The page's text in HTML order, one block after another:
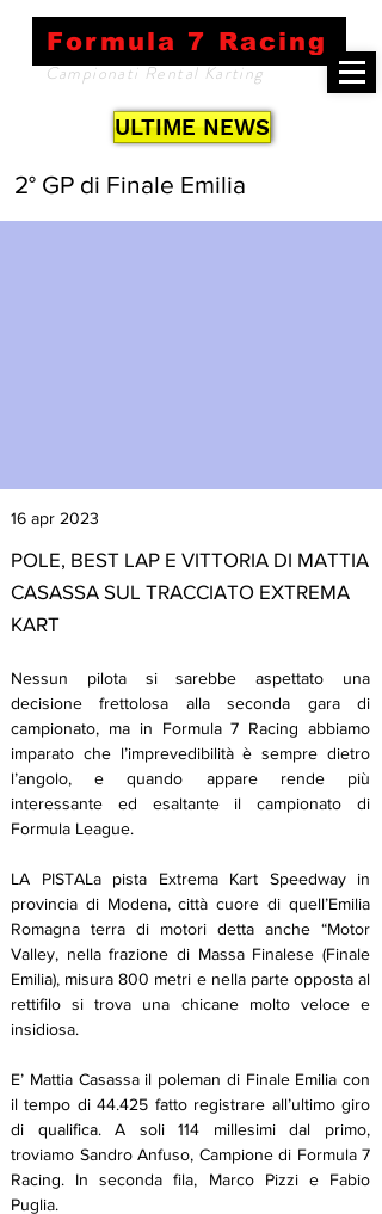
Formula 7 Racing
Campionati Rental Karting
ULTIME NEWS
2° GP di Finale Emilia
16 apr 2023
POLE, BEST LAP E VITTORIA DI MATTIA
CASASSA SUL TRACCIATO EXTREMA
KART
Nessun pilota si sarebbe aspettato una
decisione frettolosa alla seconda gara di
campionato, ma in Formula 7 Racing abbiamo
imparato che l’imprevedibilità è sempre dietro
l’angolo, e quando appare rende più
interessante ed esaltante il campionato di
Formula League.
LA PISTALa pista Extrema Kart Speedway in
provincia di Modena, città cuore di quell’Emilia
Romagna terra di motori detta anche “Motor
Valley, nella frazione di Massa Finalese (Finale
Emilia), misura 800 metri e nella parte opposta al
rettifilo si trova una chicane molto veloce e
insidiosa.
E’ Mattia Casassa il poleman di Finale Emilia con
il tempo di 44.425 fatto registrare all’ultimo giro
di qualifica. A soli 114 millesimi dal primo,
troviamo Sandro Anfuso, Campione di Formula 7
Racing. In seconda fila, Marco Pizzi e Fabio
Puglia.